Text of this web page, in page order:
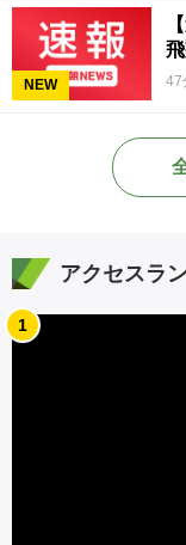
NEW 47
アクセスラ
1